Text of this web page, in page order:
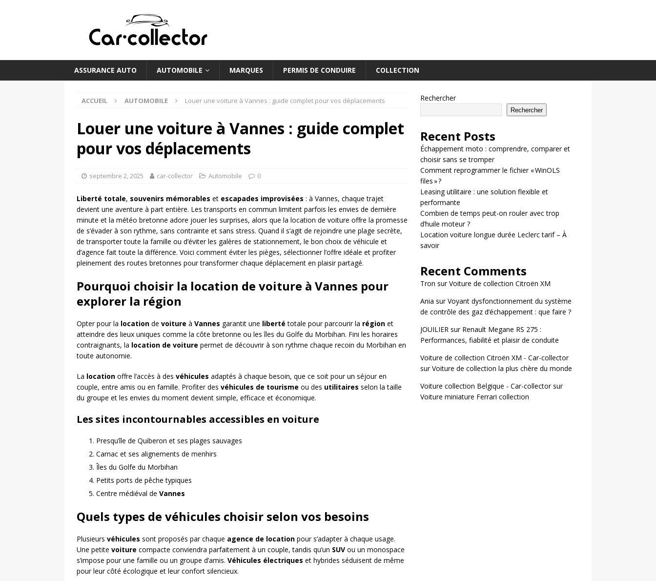
ASSURANCE AUTO AUTOMOBILE MARQUES PERMIS DE CONDUIRE COLLECTION
ACCUEIL AUTOMOBILE Louer une voiture à Vannes : guide complet pour vos déplacements
Louer une voiture à Vannes : guide complet
pour vos déplacements
septembre 2, 2025 car-collector Automobile 0
Liberté totale, souvenirs mémorables et escapades improvisées : à Vannes, chaque trajet
devient une aventure à part entière. Les transports en commun limitent parfois les envies de dernière
minute et la météo bretonne adore jouer les surprises, alors que la location de voiture offre la promesse
de s’évader à son rythme, sans contrainte et sans stress. Quand il s’agit de rejoindre une plage secrète,
de transporter toute la famille ou d’éviter les galères de stationnement, le bon choix de véhicule et
d’agence fait toute la différence. Voici comment éviter les pièges, sélectionner l’offre idéale et profiter
pleinement des routes bretonnes pour transformer chaque déplacement en plaisir partagé.
Pourquoi choisir la location de voiture à Vannes pour
explorer la région
Opter pour la location de voiture à Vannes garantit une liberté totale pour parcourir la région et
atteindre des lieux uniques comme la côte bretonne ou les îles du Golfe du Morbihan. Fini les horaires
contraignants, la location de voiture permet de découvrir à son rythme chaque recoin du Morbihan en
toute autonomie.
La location offre l’accès à des véhicules adaptés à chaque besoin, que ce soit pour un séjour en
couple, entre amis ou en famille. Profiter des véhicules de tourisme ou des utilitaires selon la taille
du groupe et les envies du moment devient simple, efficace et économique.
Les sites incontournables accessibles en voiture
Presqu’île de Quiberon et ses plages sauvages
Carnac et ses alignements de menhirs
Îles du Golfe du Morbihan
Petits ports de pêche typiques
Centre médiéval de Vannes
Quels types de véhicules choisir selon vos besoins
Plusieurs véhicules sont proposés par chaque agence de location pour s’adapter à chaque usage.
Une petite voiture compacte conviendra parfaitement à un couple, tandis qu’un SUV ou un monospace
s’impose pour une famille ou un groupe d’amis. Véhicules électriques et hybrides séduisent de même
pour leur côté écologique et leur confort silencieux.
Rechercher
Rechercher
Recent Posts
Échappement moto : comprendre, comparer et
choisir sans se tromper
Comment reprogrammer le fichier « WinOLS
files » ?
Leasing utilitaire : une solution flexible et
performante
Combien de temps peut-on rouler avec trop
d’huile moteur ?
Location voiture longue durée Leclerc tarif – À
savoir
Recent Comments
Tron surVoiture de collection Citroën XM
Ania surVoyant dysfonctionnement du système
de contrôle des gaz d’échappement : que faire ?
JOUILIERsur Renault Megane RS 275 :
Performances, fiabilité et plaisir de conduite
Voiture de collection Citroën XM - Car-collector
surVoiture de collection la plus chère du monde
Voiture collection Belgique - Car-collectorsur
Voiture miniature Ferrari collection